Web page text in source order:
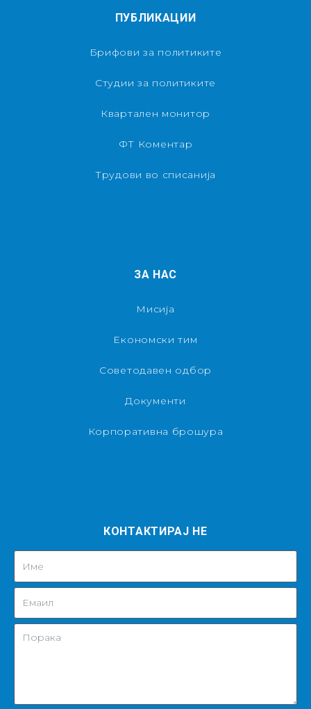
ПУБЛИКАЦИИ
Брифови за политиките
Студии за политиките
Квартален монитор
ФТ Коментар
Трудови во списанија
ЗА НАС
Мисија
Економски тим
Советодавен одбор
Документи
Корпоративна брошура
КОНТАКТИРАЈ НЕ